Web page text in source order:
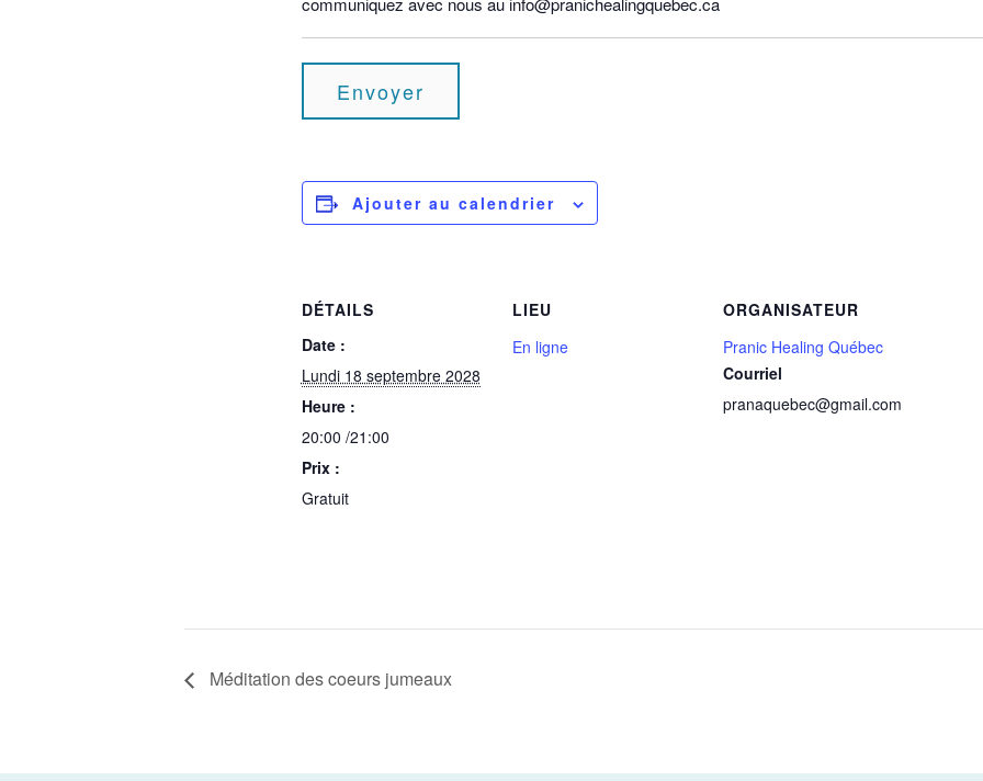
Ajouter au calendrier
DÉTAILS
Date :
Lundi 18 septembre 2028
Heure :
20:00 /21:00
Prix :
Gratuit
LIEU
En ligne
ORGANISATEUR
Pranic Healing Québec
Courriel
pranaquebec@gmail.com
Méditation des coeurs jumeaux